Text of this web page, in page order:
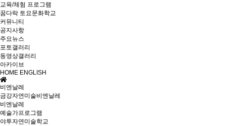
교육/체험 프로그램
꿈다락 토요문화학교
커뮤니티
공지사항
주요뉴스
포토갤러리
동영상갤러리
아카이브
HOME ENGLISH
비엔날레
금강자연미술비엔날레
비엔날레
예술가프로그램
야투자연미술학교